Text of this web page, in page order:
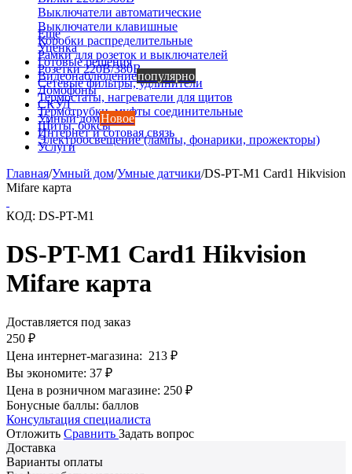
Выключатели автоматические
Выключатели клавишные
Коробки распределительные
Рамки для розеток и выключателей
Розетки 220В/380В
Сетевые фильтры, удлинители
Термостаты, нагреватели для щитов
Термотрубки, муфты соединительные
Щиты, боксы
Электроосвещение (лампы, фонарики, прожекторы)
Еще
Уценка
Готовые решения
Видеонаблюдениепопулярно
Домофоны
СКУД
Умный домНовое
Интернет и сотовая связь
Услуги
Главная/Умный дом/Умные датчики/DS-PT-M1 Card1 Hikvision
Mifare карта
КОД: DS-PT-M1
DS-PT-M1 Card1 Hikvision
Mifare карта
Доставляется под заказ
250 ₽
Цена интернет-магазина: 213 ₽
Вы экономите: 37 ₽
Цена в розничном магазине: 250 ₽
Бонусные баллы: баллов
Консультация специалиста
Отложить Сравнить Задать вопрос
Доставка
Варианты оплаты